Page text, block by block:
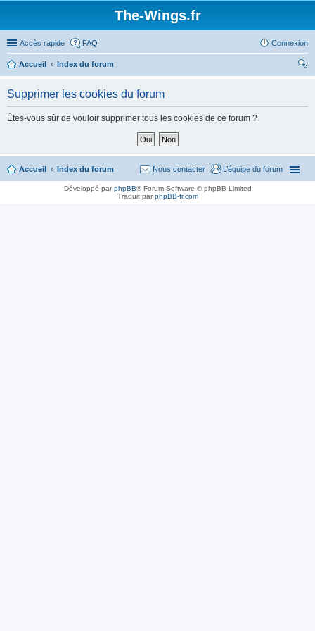
The-Wings.fr
Accès rapide FAQ Connexion
Accueil
Index du forum
Supprimer les cookies du forum
Êtes-vous sûr de vouloir supprimer tous les cookies de ce forum ?
Accueil Index du forum L’équipe du forum
Nous contacter
Développé parphpBB® Forum Software © phpBB Limited
Traduit parphpBB-fr.com